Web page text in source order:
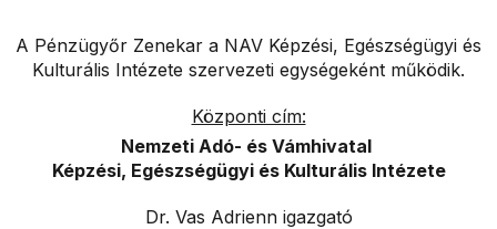
A Pénzügyőr Zenekar a NAV Képzési, Egészségügyi és
Kulturális Intézete szervezeti egységeként működik.
Központi cím:
Nemzeti Adó- és Vámhivatal
Képzési, Egészségügyi és Kulturális Intézete
Dr. Vas Adrienn igazgató